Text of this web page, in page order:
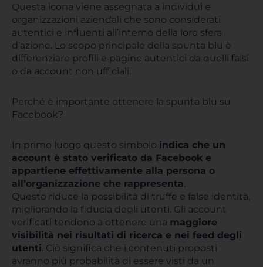
Questa icona viene assegnata a individui e
organizzazioni aziendali che sono considerati
autentici e influenti all’interno della loro sfera
d’azione. Lo scopo principale della spunta blu è
differenziare profili e pagine autentici da quelli falsi
o da account non ufficiali.
Perché è importante ottenere la spunta blu su
Facebook?
In primo luogo questo simbolo indica che un
account è stato verificato da Facebook e
appartiene effettivamente alla persona o
all’organizzazione che rappresenta.
Questo riduce la possibilità di truffe e false identità,
migliorando la fiducia degli utenti. Gli account
verificati tendono a ottenere una maggiore
visibilità nei risultati di ricerca e nei feed degli
utenti. Ciò significa che i contenuti proposti
avranno più probabilità di essere visti da un